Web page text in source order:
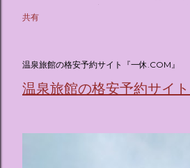
pic.twitter.com/sKx7uXeXHW — オ
(@oricon) July 14, 2026 ホテルフロ
はなく、2026年7月15日から東京・新
リオキャラクターズの体験型・没入型
陸となります。 まるで本当にラグジ
共有
温泉旅館の格安予約サイト『一休.COM』
温泉旅館の格安予約サイト